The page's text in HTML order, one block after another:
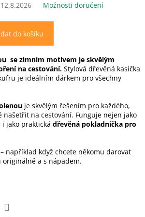
12.8.2026 Možnosti doručení
do košíku
se zimním motivem je skvělým
na cestování. Stylová dřevěná kasička
je ideálním dárkem pro všechny
je skvělým řešením pro každého,
našetřit na cestování. Funguje nejen jako
i jako praktická dřevěná pokladnička pro
například když chcete někomu darovat
originálně a s nápadem.